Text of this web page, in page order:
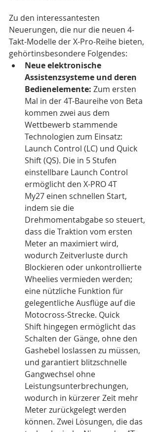
Zu den interessantesten
Neuerungen, die nur die neuen 4-
Takt-Modelle der X-Pro-Reihe bieten,
gehörtinsbesondere Folgendes:
Neue elektronische
Assistenzsysteme und deren
Bedienelemente: Zum ersten
Mal in der 4T-Baureihe von Beta
kommen zwei aus dem
Wettbewerb stammende
Technologien zum Einsatz:
Launch Control (LC) und Quick
Shift (QS). Die in 5 Stufen
einstellbare Launch Control
ermöglicht den X-PRO 4T
My27 einen schnellen Start,
indem sie die
Drehmomentabgabe so steuert,
dass die Traktion vom ersten
Meter an maximiert wird,
wodurch Zeitverluste durch
Blockieren oder unkontrollierte
Wheelies vermieden werden;
eine nützliche Funktion für
gelegentliche Ausflüge auf die
Motocross-Strecke. Quick
Shift hingegen ermöglicht das
Schalten der Gänge, ohne den
Gashebel loslassen zu müssen,
und garantiert blitzschnelle
Gangwechsel ohne
Leistungsunterbrechungen,
wodurch in kürzerer Zeit mehr
Meter zurückgelegt werden
können. Zwei Lösungen, die das